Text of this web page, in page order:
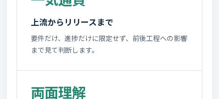
上流からリリースまで
要件だけ、進捗だけに限定せず、前後工程への影響
まで見て判断します。
両面理解